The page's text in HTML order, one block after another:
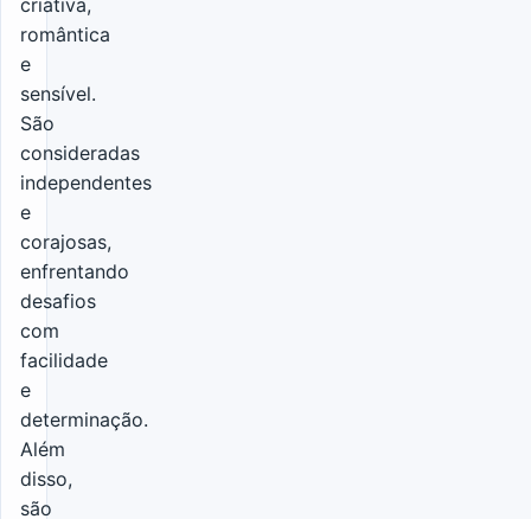
romântica
e
sensível.
São
consideradas
independentes
e
corajosas,
enfrentando
desafios
com
facilidade
e
determinação.
Além
disso,
são